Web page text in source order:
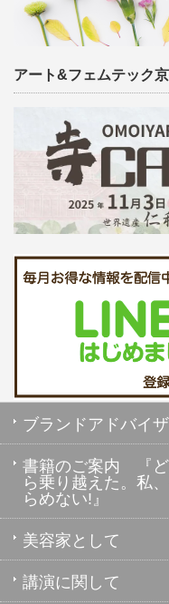
アート&フェムテック
ブランドアドバイ
書籍のご案内 『ど
ら乗り越えた。私
らめない!』
美容家として
講演に関して